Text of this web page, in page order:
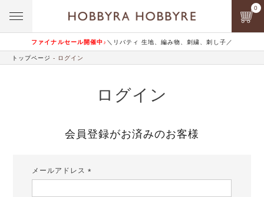
ファイナルセール開催中♪ ＼リバティ 生地、編み物、刺繍、刺し子／
0
トップページ ログイン
ログイン
会員登録がお済みのお客様
メールアドレス